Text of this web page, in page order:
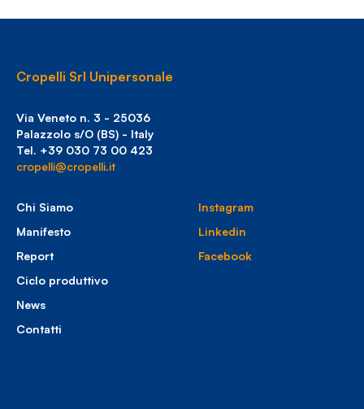
Cropelli Srl Unipersonale
Via Veneto n. 3 - 25036
Palazzolo s/O (BS) - Italy
Tel. +39 030 73 00 423
cropelli@cropelli.it
Chi Siamo
Manifesto
Report
Ciclo produttivo
News
Contatti
Instagram
Linkedin
Facebook